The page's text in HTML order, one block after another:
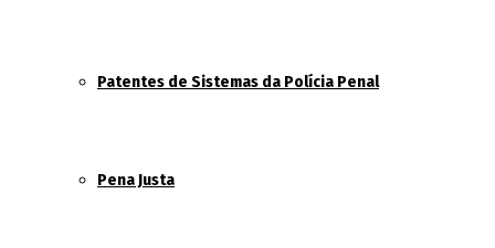
Patentes de Sistemas da Polícia Penal
Pena Justa